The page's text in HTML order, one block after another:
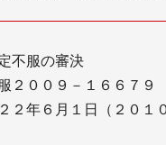
不服の審決
２００９－１６６７９
２年６月１日（２０１